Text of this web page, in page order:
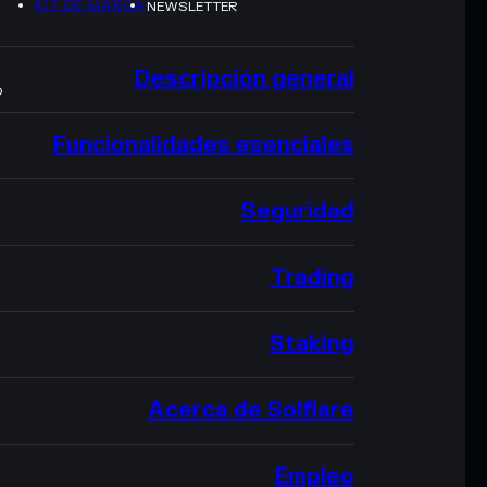
KIT DE MARCANEWSLETTER
Descripción general
Funcionalidades esenciales
Seguridad
Trading
Staking
Acerca de Solflare
Empleo